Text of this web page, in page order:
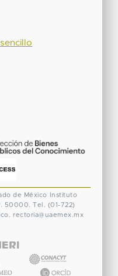
de México
Instituto
50000. Tel. (01-722)
rectoria@uaemex.mx